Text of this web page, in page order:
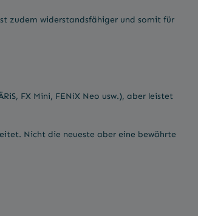
zudem widerstandsfähiger und somit für
FX Mini, FENiX Neo usw.), aber leistet
Nicht die neueste aber eine bewährte